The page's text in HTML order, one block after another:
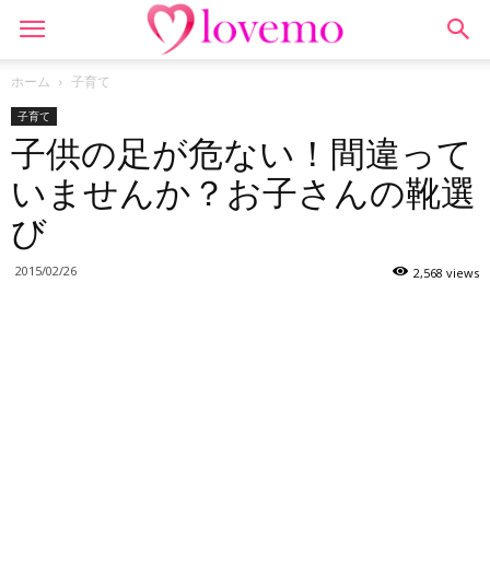
ホーム 子育て
子育て
子供の足が危ない！間違って
いませんか？お子さんの靴選
び
2015/02/26 2,568 views